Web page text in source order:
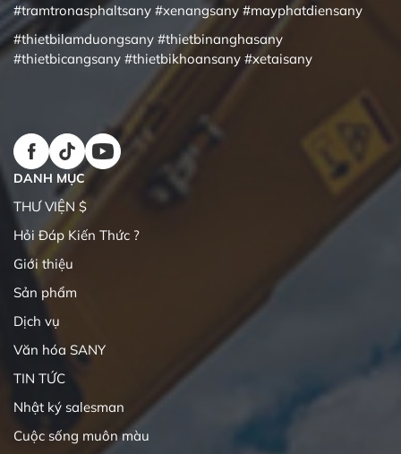
#tramtronasphaltsany #xenangsany #mayphatdiensany
#thietbilamduongsany #thietbinanghasany
#thietbicangsany #thietbikhoansany #xetaisany
DANH MỤC
THƯ VIỆN $
Hỏi Đáp Kiến Thức ?
Giới thiệu
Sản phẩm
Dịch vụ
Văn hóa SANY
TIN TỨC
Nhật ký salesman
Cuộc sống muôn màu